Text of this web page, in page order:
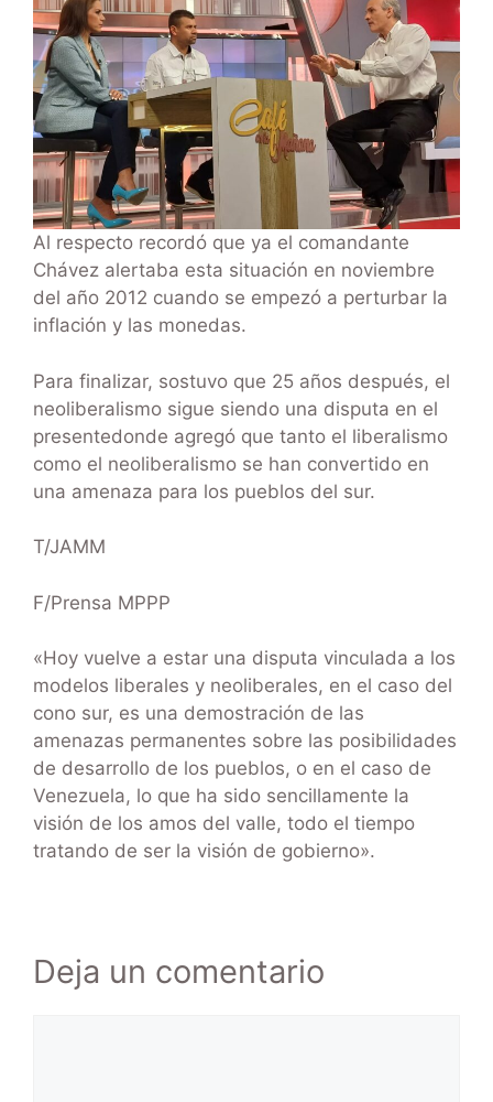
Al respecto recordó que ya el comandante
Chávez alertaba esta situación en noviembre
del año 2012 cuando se empezó a perturbar la
inflación y las monedas.
Para finalizar, sostuvo que 25 años después, el
neoliberalismo sigue siendo una disputa en el
presentedonde agregó que tanto el liberalismo
como el neoliberalismo se han convertido en
una amenaza para los pueblos del sur.
T/JAMM
F/Prensa MPPP
«Hoy vuelve a estar una disputa vinculada a los
modelos liberales y neoliberales, en el caso del
cono sur, es una demostración de las
amenazas permanentes sobre las posibilidades
de desarrollo de los pueblos, o en el caso de
Venezuela, lo que ha sido sencillamente la
visión de los amos del valle, todo el tiempo
tratando de ser la visión de gobierno».
Deja un comentario